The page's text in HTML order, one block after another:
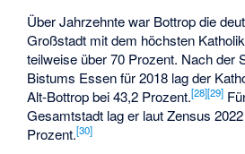
Über Jahrzehnte war Bottrop die
Großstadt mit dem höchsten
teilweise über 70 Prozent. Nach der
Bistums Essen für 2018 lag der
Alt-Bottrop bei 43,2 Prozent.[28][29]
Gesamtstadt lag er laut Zensus
Prozent.[30]